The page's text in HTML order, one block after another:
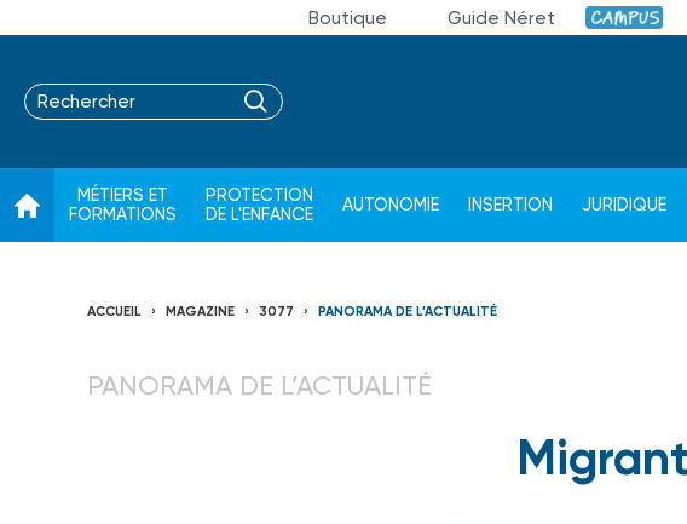
Boutique Guide Néret Campus
MÉTIERS ET
FORMATIONS
PROTECTION
DE L'ENFANCE
AUTONOMIE INSERTION JURIDIQUE
ACCUEIL MAGAZINE 3077 PANORAMA DE L’ACTUALITÉ
PANORAMA DE L’ACTUALITÉ